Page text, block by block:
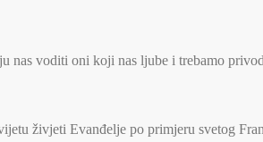
nas voditi oni koji nas ljube i trebamo
živjeti Evanđelje po primjeru svetog